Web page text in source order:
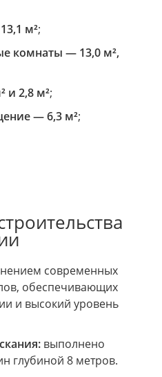
м²;
комнаты — 13,0 м²,
и 2,8 м²;
— 6,3 м²;
современных
обеспечивающих
и высокий уровень
выполнено
глубиной 8 метров.